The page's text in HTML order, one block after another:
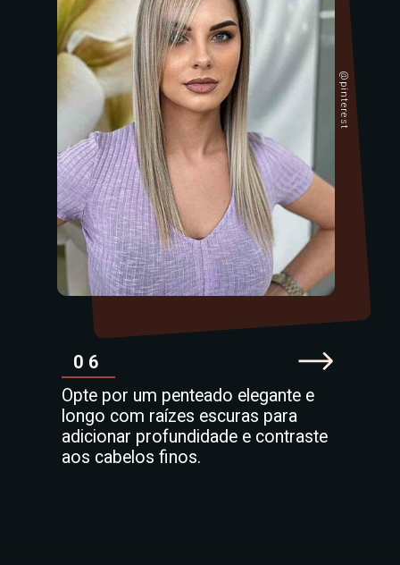
06
Opte por um penteado elegante e
longo com raízes escuras para
adicionar profundidade e contraste
aos cabelos finos.
@pinterest